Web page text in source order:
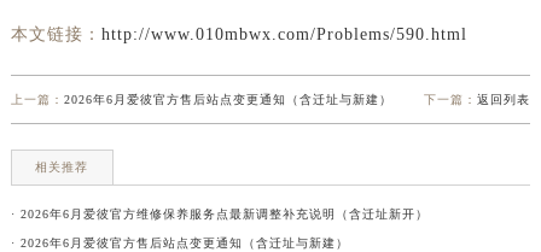
本文链接： http://www.010mbwx.com/Problems/590.html
上一篇： 2026年6月爱彼官方售后站点变更通知（含迁址与新建） 下一篇：返回列表
相关推荐
· 2026年6月爱彼官方维修保养服务点最新调整补充说明（含迁址新开）
· 2026年6月爱彼官方售后站点变更通知（含迁址与新建）